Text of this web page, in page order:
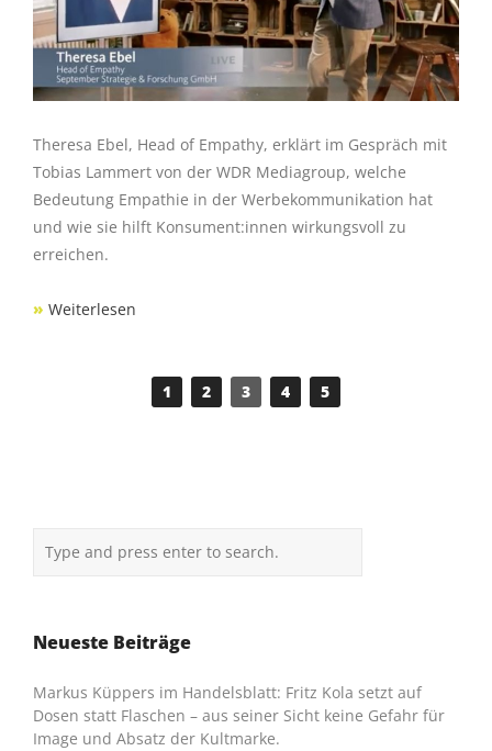
Theresa Ebel, Head of Empathy, erklärt im Gespräch mit
Tobias Lammert von der WDR Mediagroup, welche
Bedeutung Empathie in der Werbekommunikation hat
und wie sie hilft Konsument:innen wirkungsvoll zu
erreichen.
» Weiterlesen
1 2 3 4 5
Neueste Beiträge
Markus Küppers im Handelsblatt: Fritz Kola setzt auf
Dosen statt Flaschen – aus seiner Sicht keine Gefahr für
Image und Absatz der Kultmarke.